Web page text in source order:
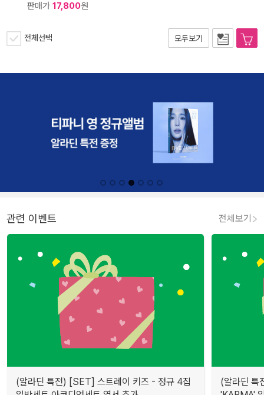
판매가 17,800원
전체선택 모두보기
관련 이벤트 전체보기
(알라딘 특전) [SET] 스트레이 키즈 - 정규 4집
(알라딘 특